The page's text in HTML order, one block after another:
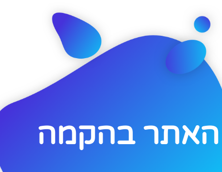
האתר בהקמה